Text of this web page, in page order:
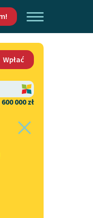
Wpłać
600 000 zł